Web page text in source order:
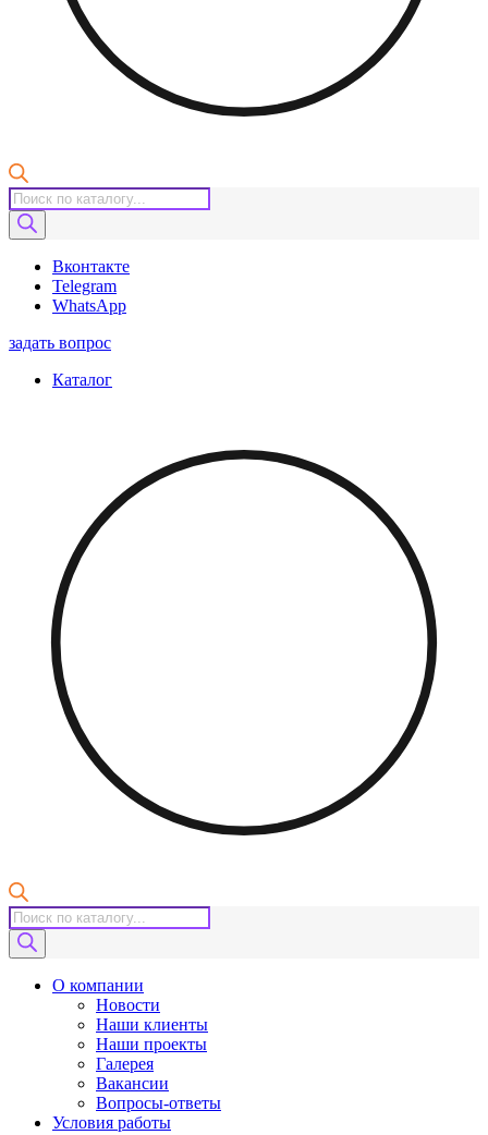
Поиск
товаров
Вконтакте
Telegram
WhatsApp
задать вопрос
Каталог
Поиск
товаров
О компании
Новости
Наши клиенты
Наши проекты
Галерея
Вакансии
Вопросы-ответы
Условия работы